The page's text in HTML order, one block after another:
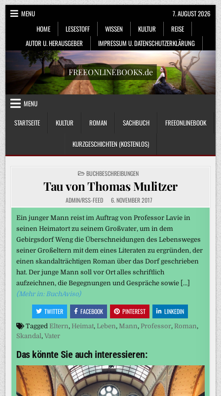
Skip
to
content
MENU
HOME
LESESTOFF WISSEN KULTUR
REISE
AUTOR U. HERAUSGEBER
IMPRESSUM U. DATENSCHUTZERKLÄRUNG
7. AUGUST 2026
FREEONLINEBOOKS.de
MENU
STARTSEITE
KULTUR ROMAN SACHBUCH FREEONLINEBOOK
KURZGESCHICHTEN (KOSTENLOS)
POSTED
IN
BUCHBESCHREIBUNGEN
Tau von Thomas Mulitzer
ADMIN/RSS-FEED 6. NOVEMBER 2017
Ein junger Mann reist im Auftrag von Professor Lavie in
seinen Heimatort zu seinem Großvater, um in dem
Gebirgsdorf Weng die Überschneidungen des Lebensweges
seiner Großeltern mit dem eines Literaten zu ergründen, der
einen skandalträchtigen Roman über das Dorf geschrieben
hat. Der junge Mann soll vor Ort alles schriftlich
aufzeichnen, die Begegnungen und Gespräche sowie […]
(Mehr in: BuchAviso)
TWITTER FACEBOOK PINTEREST LINKEDIN
Tagged Eltern, Heimat, Leben, Mann, Professor, Roman,
Skandal,Vater
Das könnte Sie auch interessieren: